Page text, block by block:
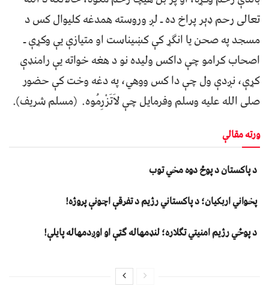
تعالی رحم ډېر پراخ ده ـ لږ وروسته همدغه کلیوال کس د
مسجد په صحن یا انګړ کې کښیناست او متیازې یې وکړې ـ
اصحاب کرامو چې داکس ولیده نو د هغه خواته یې رامنډې
کړې، نږدې ول چې دا کس ووهي، په دغه وخت کې حضور
صلی الله علیه وسلم وفرمایل چې لاَتَزْرِمُوه. (مسلم شریف).
ورته مقالې
د پاکستان د پوځ دوه مخي توب
پخواني اربکیان؛ د پاکستاني رژیم د تفرقې اچونې پروژه!
د پوځي رژیم امنیتي تګلاره؛ لنډمهاله ګټې او اوږدمهاله پایلې!